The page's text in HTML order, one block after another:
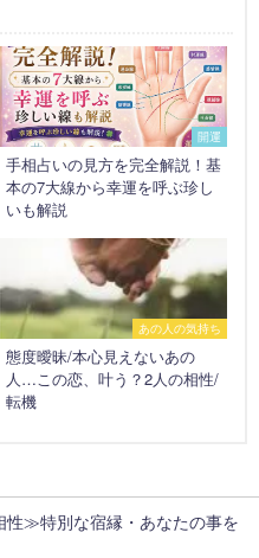
開運
手相占いの見方を完全解説！基
本の7大線から幸運を呼ぶ珍し
いも解説
あの人の気持ち
態度曖昧/本心見えないあの
人…この恋、叶う？2人の相性/
転機
≫特別な宿縁・あなたの事を